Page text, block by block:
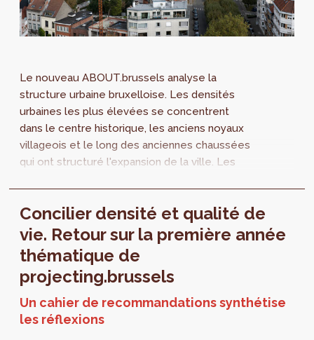
Le nouveau ABOUT.brussels analyse la
structure urbaine bruxelloise. Les densités
urbaines les plus élevées se concentrent
dans le centre historique, les anciens noyaux
villageois et le long des anciennes chaussées
qui ont structuré l'expansion de la ville. Les
bureaux, par exemple, présentent
généralement des densités élevées, tandis
que les zones productives combinent
souvent une forte emprise au sol avec des
bâtiments peu élevés.
Concilier densité et qualité de
vie. Retour sur la première année
thématique de
projecting.brussels
Un cahier de recommandations synthétise
les réflexions